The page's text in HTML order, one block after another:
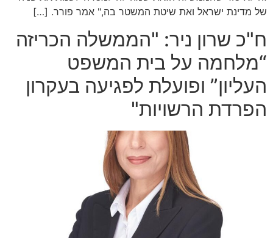
של מדינת ישראל ואת שיטת המשטר בה," אמר פורר. […]
ח"כ שרון ניר: "הממשלה הכריזה
“מלחמה על בית המשפט
העליון” ופועלת לפגיעה בעקרון
הפרדת הרשויות"